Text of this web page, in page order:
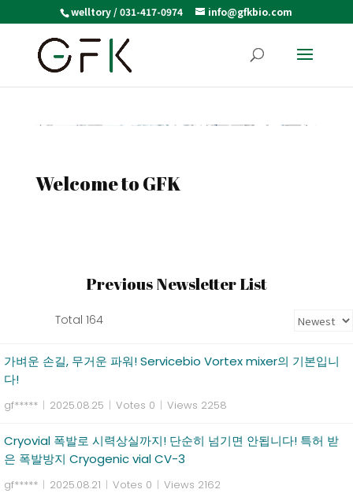
welltory / 031-417-0974 info@gfkbio.com
Welcome to GFK
Previous Newsletter List
Total 164
가벼운 손길, 무거운 파워! Servicebio Vortex mixer의 기본입니
다!
gf***** | 2025.08.25 | Votes 0 | Views 2258
Cryovial 폭발로 시력상실까지! 단순히 넘기면 안됩니다! 특허 받
은 폭발방지 Cryogenic vial CV-3
gf***** | 2025.08.21 | Votes 0 | Views 2162